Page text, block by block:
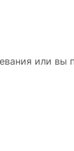
или вы